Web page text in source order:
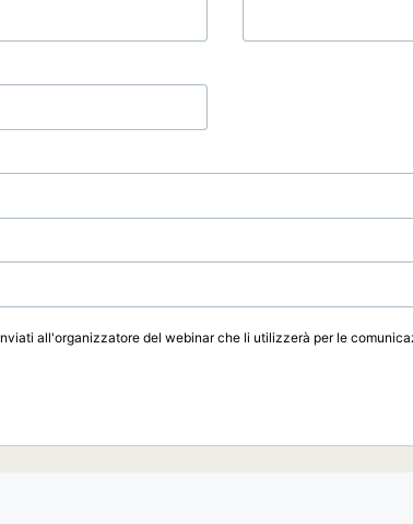
all'organizzatore del webinar che li utilizzerà per le